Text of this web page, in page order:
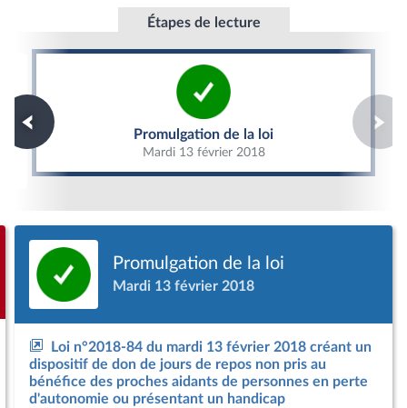
Étapes de lecture
Promulgation de la loi
Mardi 13 février 2018
Promulgation de la loi
Promulgation de la loi
Mardi 13 février 2018
Loi n°2018-84 du mardi 13 février 2018 créant un
dispositif de don de jours de repos non pris au
bénéfice des proches aidants de personnes en perte
d'autonomie ou présentant un handicap